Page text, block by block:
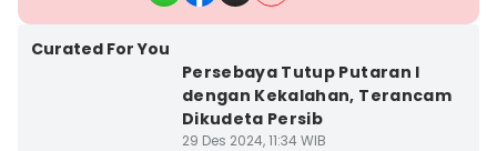
Curated For You
Persebaya Tutup Putaran I
dengan Kekalahan, Terancam
Dikudeta Persib
29 Des 2024, 11:34 WIB